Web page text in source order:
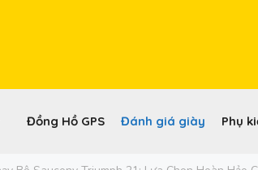
Đồng Hồ GPS Đánh giá giày Phụ